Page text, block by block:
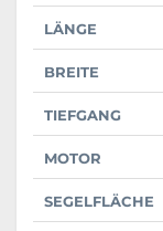
LÄNGE
BREITE
TIEFGANG
MOTOR
SEGELFLÄCHE